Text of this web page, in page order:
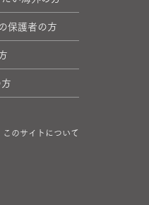
保護者の方
このサイトについて